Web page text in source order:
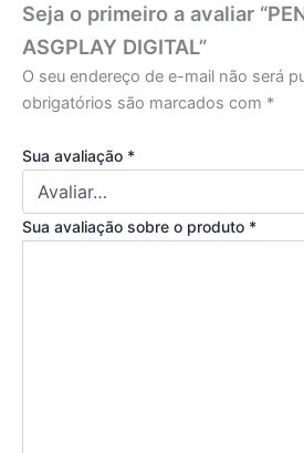
Seja o primeiro a avaliar
ASGPLAY DIGITAL”
O seu endereço de e-mail não será
obrigatórios são marcados com *
Sua avaliação *
Sua avaliação sobre o produto *